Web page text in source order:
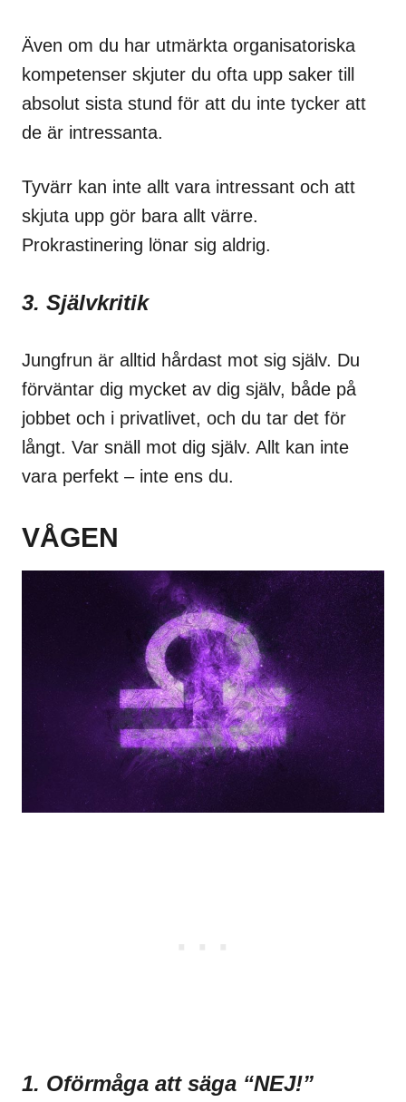
Även om du har utmärkta organisatoriska
kompetenser skjuter du ofta upp saker till
absolut sista stund för att du inte tycker att
de är intressanta.
Tyvärr kan inte allt vara intressant och att
skjuta upp gör bara allt värre.
Prokrastinering lönar sig aldrig.
3. Självkritik
Jungfrun är alltid hårdast mot sig själv. Du
förväntar dig mycket av dig själv, både på
jobbet och i privatlivet, och du tar det för
långt. Var snäll mot dig själv. Allt kan inte
vara perfekt – inte ens du.
VÅGEN
1. Oförmåga att säga “NEJ!”